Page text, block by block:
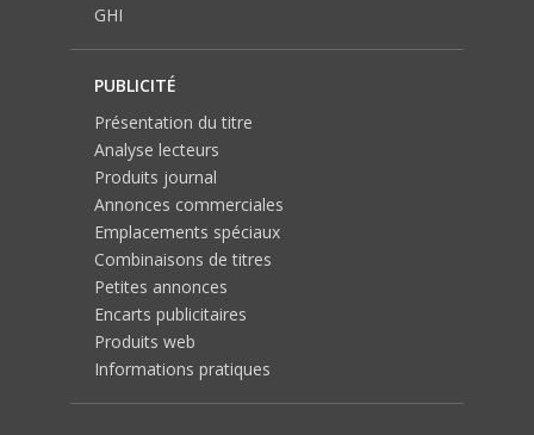
GHI
PUBLICITÉ
Présentation du titre
Analyse lecteurs
Produits journal
Annonces commerciales
Emplacements spéciaux
Combinaisons de titres
Petites annonces
Encarts publicitaires
Produits web
Informations pratiques